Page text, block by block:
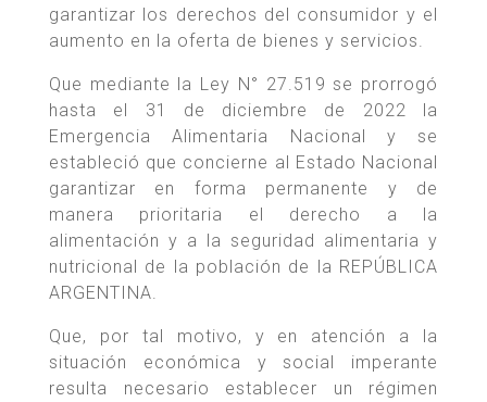
garantizar los derechos del consumidor y el
aumento en la oferta de bienes y servicios.
Que mediante la Ley N° 27.519 se prorrogó
hasta el 31 de diciembre de 2022 la
Emergencia Alimentaria Nacional y se
estableció que concierne al Estado Nacional
garantizar en forma permanente y de
manera prioritaria el derecho a la
alimentación y a la seguridad alimentaria y
nutricional de la población de la REPÚBLICA
ARGENTINA.
Que, por tal motivo, y en atención a la
situación económica y social imperante
resulta necesario establecer un régimen